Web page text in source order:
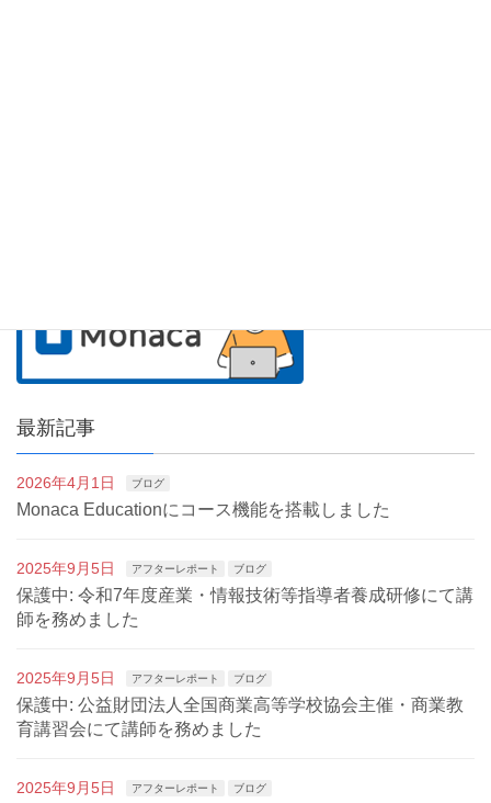
最新記事
2026年4月1日 ブログ
Monaca Educationにコース機能を搭載しました
2025年9月5日 アフターレポート ブログ
保護中: 令和7年度産業・情報技術等指導者養成研修にて講
師を務めました
2025年9月5日 アフターレポート ブログ
保護中: 公益財団法人全国商業高等学校協会主催・商業教
育講習会にて講師を務めました
2025年9月5日 アフターレポート ブログ